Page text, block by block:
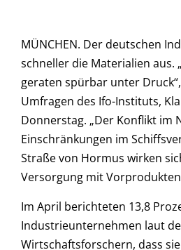
MÜNCHEN. Der deutschen
schneller die Materialien aus.
geraten spürbar unter
Umfragen des Ifo-Instituts,
Donnerstag. „Der Konflikt im
Einschränkungen im
Straße von Hormus wirken
Versorgung mit Vorprodukten
Im April berichteten 13,8
Industrieunternehmen laut
Wirtschaftsforschern, dass